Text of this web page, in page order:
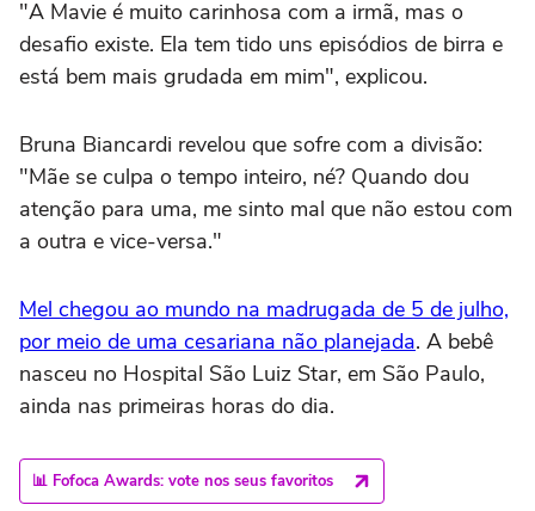
"A Mavie é muito carinhosa com a irmã, mas o
desafio existe. Ela tem tido uns episódios de birra e
está bem mais grudada em mim", explicou.
Bruna Biancardi revelou que sofre com a divisão:
"Mãe se culpa o tempo inteiro, né? Quando dou
atenção para uma, me sinto mal que não estou com
a outra e vice-versa."
Mel chegou ao mundo na madrugada de 5 de julho,
por meio de uma cesariana não planejada. A bebê
nasceu no Hospital São Luiz Star, em São Paulo,
ainda nas primeiras horas do dia.
📊 Fofoca Awards: vote nos seus favoritos